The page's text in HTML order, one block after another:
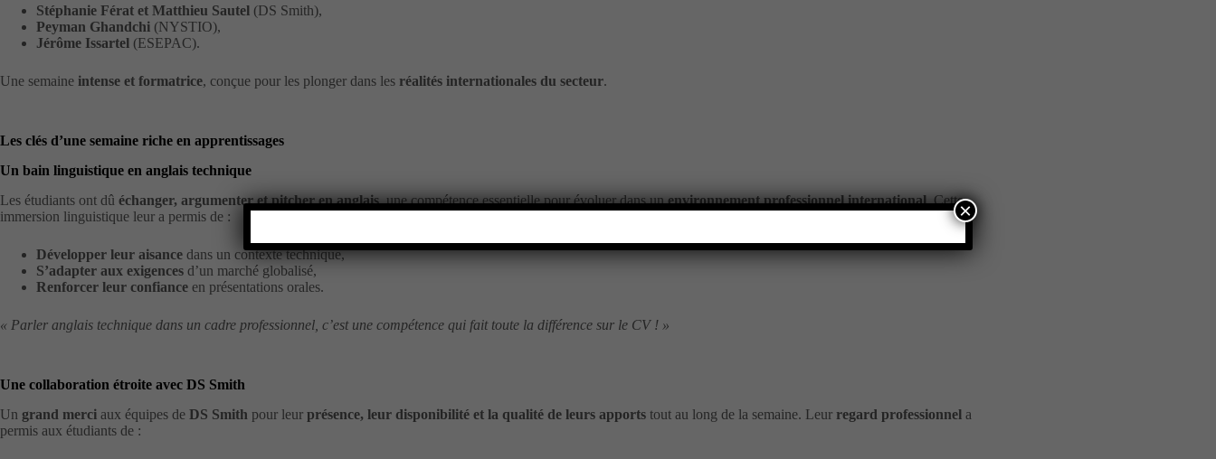
Stéphanie Férat et Matthieu Sautel (DS Smith),
Peyman Ghandchi (NYSTIO),
Jérôme Issartel (ESEPAC).
Une semaine intense et formatrice, conçue pour les plonger dans les réalités internationales du secteur.
Les clés d’une semaine riche en apprentissages
Un bain linguistique en anglais technique
Les étudiants ont dû échanger, argumenter et pitcher en anglais, une compétence essentielle pour évoluer dans unenvironnement professionnel international. Cette
immersion linguistique leur a permis de :
Développer leur aisance dans un contexte technique,
S’adapter aux exigences d’un marché globalisé,
Renforcer leur confiance en présentations orales.
« Parler anglais technique dans un cadre professionnel, c’est une compétence qui fait toute la différence sur le CV ! »
Une collaboration étroite avec DS Smith
Un grand merci aux équipes de DS Smith pour leur présence, leur disponibilité et la qualité de leurs apports tout au long de la semaine. Leur regard professionnel a
permis aux étudiants de :
×